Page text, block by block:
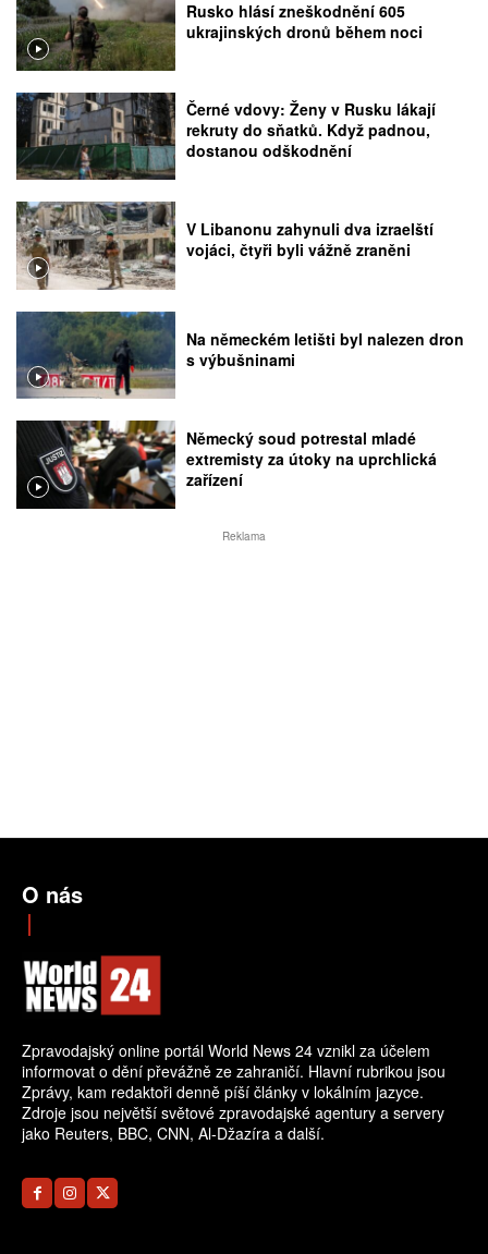
Rusko hlásí zneškodnění 605
ukrajinských dronů během noci
Černé vdovy: Ženy v Rusku lákají
rekruty do sňatků. Když padnou,
dostanou odškodnění
V Libanonu zahynuli dva izraelští
vojáci, čtyři byli vážně zraněni
Na německém letišti byl nalezen dron
s výbušninami
Německý soud potrestal mladé
extremisty za útoky na uprchlická
zařízení
Reklama
O nás
Zpravodajský online portál World News 24 vznikl za účelem
informovat o dění převážně ze zahraničí. Hlavní rubrikou jsou
Zprávy, kam redaktoři denně píší články v lokálním jazyce.
Zdroje jsou největší světové zpravodajské agentury a servery
jako Reuters, BBC, CNN, Al-Džazíra a další.